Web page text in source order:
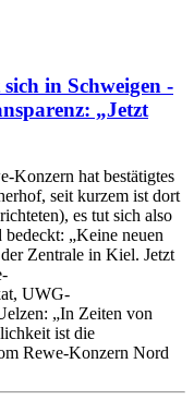
in Schweigen -
„Jetzt
Konzern hat bestätigtes
seit kurzem ist dort
es tut sich also
„Keine neuen
Zentrale in Kiel. Jetzt
UWG-
„In Zeiten von
ist die
Rewe-Konzern Nord